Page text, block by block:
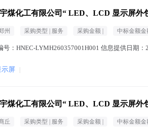
煤化工有限公司“ LED、LCD 显示屏外
州 采购类型 | 服务 采购金额 | 中标金额金
号：HNEC-LYMH260357001H001 信息提供日期
示屏 |
煤化工有限公司“ LED、LCD 显示屏外
丘 采购类型 | 服务 采购金额 | 中标金额金